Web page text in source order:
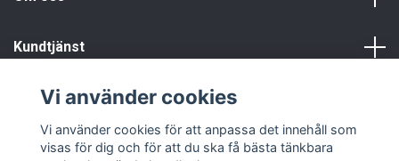
Kundtjänst
Vi använder cookies
Vi använder cookies för att anpassa det innehåll som
visas för dig och för att du ska få bästa tänkbara